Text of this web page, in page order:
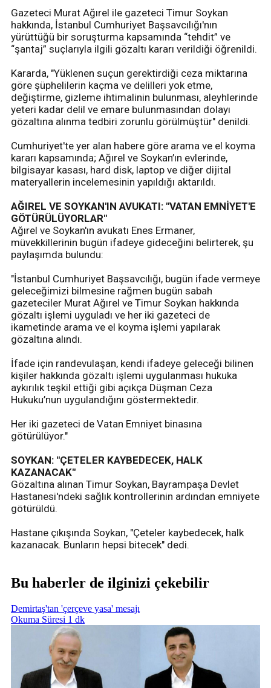
Gazeteci Murat Ağırel ile gazeteci Timur Soykan
hakkında, İstanbul Cumhuriyet Başsavcılığı'nın
yürüttüğü bir soruşturma kapsamında “tehdit” ve
“şantaj” suçlarıyla ilgili gözaltı kararı verildiği öğrenildi.
Kararda, "Yüklenen suçun gerektirdiği ceza miktarına
göre şüphelilerin kaçma ve delilleri yok etme,
değiştirme, gizleme ihtimalinin bulunması, aleyhlerinde
yeteri kadar delil ve emare bulunmasından dolayı
gözaltına alınma tedbiri zorunlu görülmüştür" denildi.
Cumhuriyet'te yer alan habere göre arama ve el koyma
kararı kapsamında; Ağırel ve Soykan’ın evlerinde,
bilgisayar kasası, hard disk, laptop ve diğer dijital
materyallerin incelemesinin yapıldığı aktarıldı.
AĞIREL VE SOYKAN'IN AVUKATI: "VATAN EMNİYET'E
GÖTÜRÜLÜYORLAR"
Ağırel ve Soykan'ın avukatı Enes Ermaner,
müvekkillerinin bugün ifadeye gideceğini belirterek, şu
paylaşımda bulundu:
"İstanbul Cumhuriyet Başsavcılığı, bugün ifade vermeye
geleceğimizi bilmesine rağmen bugün sabah
gazeteciler Murat Ağırel ve Timur Soykan hakkında
gözaltı işlemi uyguladı ve her iki gazeteci de
ikametinde arama ve el koyma işlemi yapılarak
gözaltına alındı.
İfade için randevulaşan, kendi ifadeye geleceği bilinen
kişiler hakkında gözaltı işlemi uygulanması hukuka
aykırılık teşkil ettiği gibi açıkça Düşman Ceza
Hukuku’nun uygulandığını göstermektedir.
Her iki gazeteci de Vatan Emniyet binasına
götürülüyor."
SOYKAN: "ÇETELER KAYBEDECEK, HALK
KAZANACAK"
Gözaltına alınan Timur Soykan, Bayrampaşa Devlet
Hastanesi'ndeki sağlık kontrollerinin ardından emniyete
götürüldü.
Hastane çıkışında Soykan, "Çeteler kaybedecek, halk
kazanacak. Bunların hepsi bitecek" dedi.
Bu haberler de ilginizi çekebilir
Demirtaş'tan 'çerçeve yasa' mesajı
Okuma Süresi 1 dk